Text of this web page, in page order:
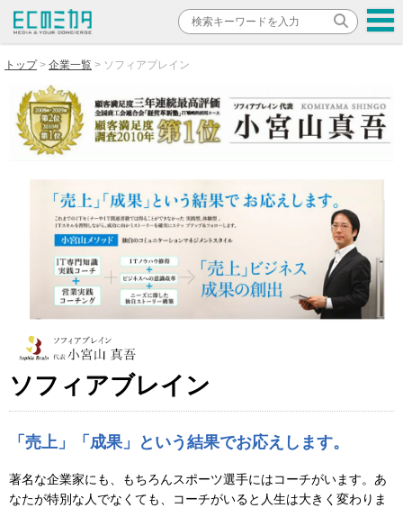
トップ 企業一覧 ソフィアブレイン
ソフィアブレイン
「売上」「成果」という結果でお応えします。
著名な企業家にも、もちろんスポーツ選手にはコーチがいます。あ
なたが特別な人でなくても、コーチがいると人生は大きく変わりま